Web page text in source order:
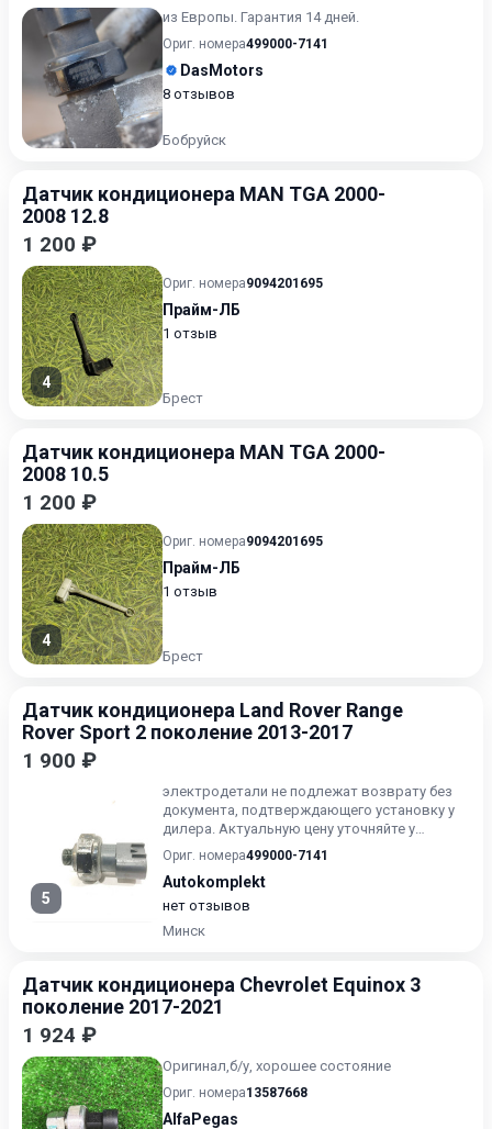
из Европы. Гарантия 14 дней.
Ориг. номера499000-7141
DasMotors
8 отзывов
Бобруйск
Датчик кондиционера MAN TGA 2000-
2008 12.8
1 200 ₽
4
Ориг. номера9094201695
Прайм-ЛБ
1 отзыв
Брест
Датчик кондиционера MAN TGA 2000-
2008 10.5
1 200 ₽
4
Ориг. номера9094201695
Прайм-ЛБ
1 отзыв
Брест
Датчик кондиционера Land Rover Range
Rover Sport 2 поколение 2013-2017
1 900 ₽
5
электродетали не подлежат возврату без
документа, подтверждающего установку у
дилера. Актуальную цену уточняйте у
продавца. Из Европы, в отл...
Ориг. номера499000-7141
Autokomplekt
нет отзывов
Минск
Датчик кондиционера Chevrolet Equinox 3
поколение 2017-2021
1 924 ₽
Оригинал,б/у, хорошее состояние
Ориг. номера13587668
AlfaPegas